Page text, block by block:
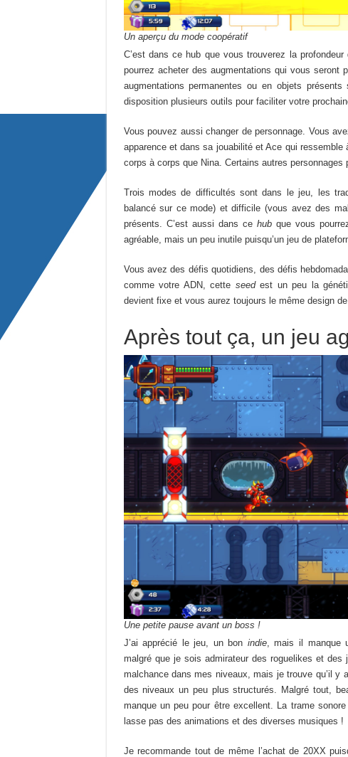
Un aperçu du mode coopératif
C’est dans ce hub que vous trouverez la
pourrez acheter des augmentations qui vous
augmentations permanentes ou en objets
disposition plusieurs outils pour faciliter votre
Vous pouvez aussi changer de personnage. Vous
apparence et dans sa jouabilité et Ace qui
corps à corps que Nina. Certains autres
Trois modes de difficultés sont dans le jeu, les
balancé sur ce mode) et difficile (vous avez des
présents. C’est aussi dans ce hubque vous
agréable, mais un peu inutile puisqu’un jeu de
Vous avez des défis quotidiens, des défis
comme votre ADN, cette seedest un peu la
devient fixe et vous aurez toujours le même design de
Après tout ça, un jeu
Une petite pause avant un boss !
J’ai apprécié le jeu, un bon indie, mais il manque
malgré que je sois admirateur des roguelikes et
malchance dans mes niveaux, mais je trouve qu’il y
des niveaux un peu plus structurés. Malgré tout,
manque un peu pour être excellent. La trame
lasse pas des animations et des diverses musiques !
Je recommande tout de même l’achat de 20XX